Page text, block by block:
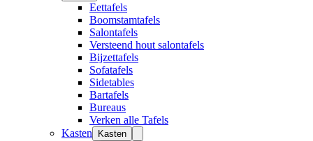
Eettafels
Boomstamtafels
Salontafels
Versteend hout salontafels
Bijzettafels
Sofatafels
Sidetables
Bartafels
Bureaus
Verken alle Tafels
Kasten
Kasten